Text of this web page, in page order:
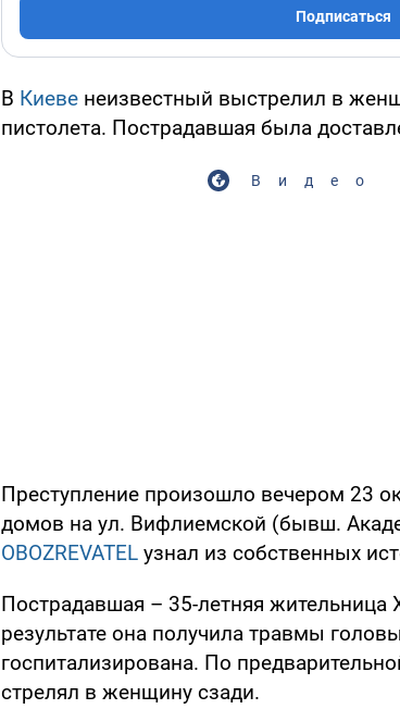
Подписаться
В Киеве неизвестный выстрелил в
пистолета. Пострадавшая была
Видео
Преступление произошло вечером 23
домов на ул. Вифлиемской (бывш.
OBOZREVATEL узнал из собственных
Пострадавшая – 35-летняя жительница
результате она получила травмы
госпитализирована. По
стрелял в женщину сзади.